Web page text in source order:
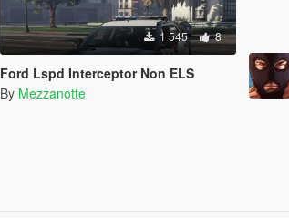
1 545 8
Ford Lspd Interceptor Non ELS
By Mezzanotte